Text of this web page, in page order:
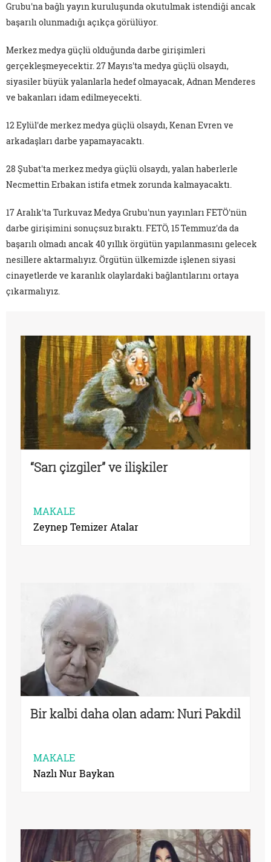
Grubu'na bağlı yayın kuruluşunda okutulmak istendiği ancak
başarılı olunmadığı açıkça görülüyor.
Merkez medya güçlü olduğunda darbe girişimleri
gerçekleşmeyecektir. 27 Mayıs'ta medya güçlü olsaydı,
siyasiler büyük yalanlarla hedef olmayacak, Adnan Menderes
ve bakanları idam edilmeyecekti.
12 Eylül'de merkez medya güçlü olsaydı, Kenan Evren ve
arkadaşları darbe yapamayacaktı.
28 Şubat'ta merkez medya güçlü olsaydı, yalan haberlerle
Necmettin Erbakan istifa etmek zorunda kalmayacaktı.
17 Aralık'ta Turkuvaz Medya Grubu'nun yayınları FETÖ'nün
darbe girişimini sonuçsuz bıraktı. FETÖ, 15 Temmuz'da da
başarılı olmadı ancak 40 yıllık örgütün yapılanmasını gelecek
nesillere aktarmalıyız. Örgütün ülkemizde işlenen siyasi
cinayetlerde ve karanlık olaylardaki bağlantılarını ortaya
çıkarmalıyız.
“Sarı çizgiler” ve ilişkiler
MAKALE
Zeynep Temizer Atalar
Bir kalbi daha olan adam: Nuri Pakdil
MAKALE
Nazlı Nur Baykan